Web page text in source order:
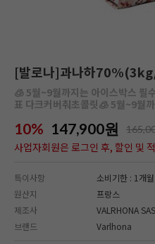
[발로나]과나하
🧊 5월~9월까지는 아이스박스 필
표 다크커버춰초콜릿🧊 5월~9월
10% 147,900원
사업자회원은 로그인 후, 할인 및
특이사항
소비기한 : 1개
원산지
프랑스
제조사
VALRHONA SAS
브랜드
Varlhona